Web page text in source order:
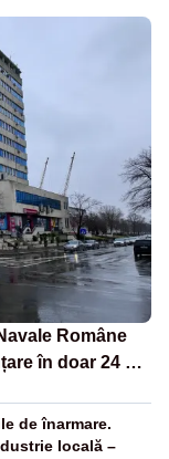
Române
în doar 24 de
de înarmare.
locală –